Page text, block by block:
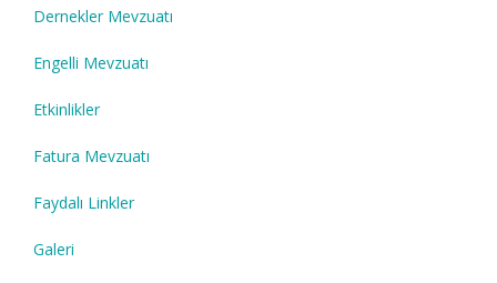
Dernekler Mevzuatı
Engelli Mevzuatı
Etkinlikler
Fatura Mevzuatı
Faydalı Linkler
Galeri